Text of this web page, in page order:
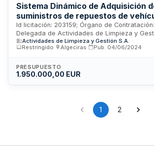
Sistema Dinámico de Adquisición
suministros de repuestos de
Id licitación: 203159; Órgano de
Delegada de Actividades de Limpieza y
390000 EUR; Estado: PUB
Actividades de Limpieza y Gestión S.A.
Restringido
Algeciras Pub. 04/06/2024
PRESUPUESTO
1.950.000,00 EUR
1 2